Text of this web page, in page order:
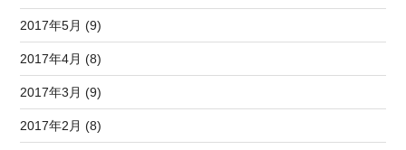
2017年5月 (9)
2017年4月 (8)
2017年3月 (9)
2017年2月 (8)